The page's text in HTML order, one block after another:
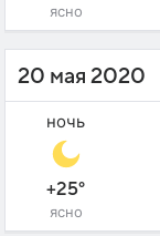
ясно
20 мая 2020
ночь
+25°
ясно